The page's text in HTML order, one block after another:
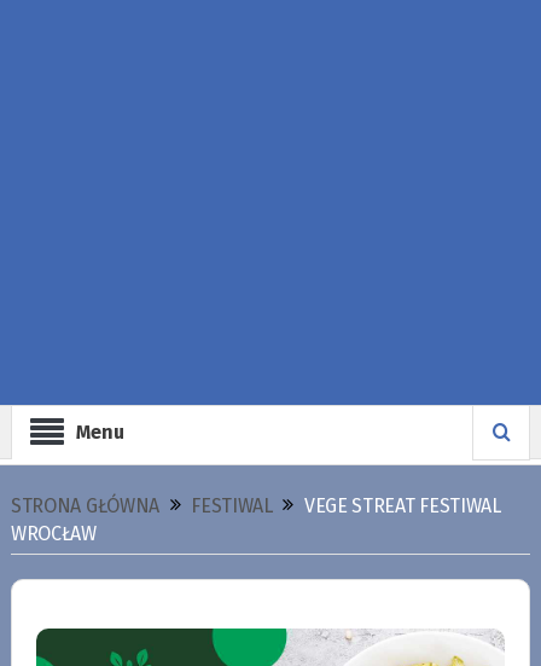
Menu
STRONA GŁÓWNA FESTIWAL
VEGE STREAT FESTIWAL
WROCŁAW